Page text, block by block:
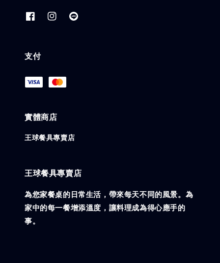
支付
實體商店
王球餐具專賣店
王球餐具專賣店
為您家餐桌的日常生活，帶來每天不同的風景。為
家中的每一餐增添溫度，讓料理成為得心應手的
事。